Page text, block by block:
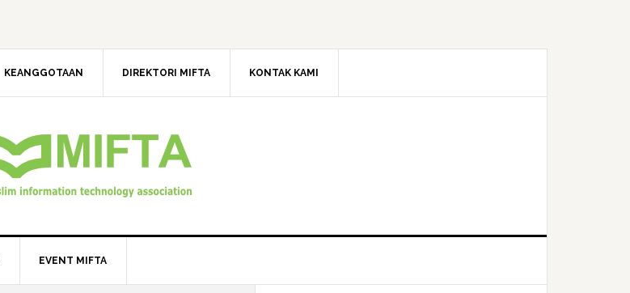
KEANGGOTAAN DIREKTORI MIFTA KONTAK KAMI
EVENT MIFTA